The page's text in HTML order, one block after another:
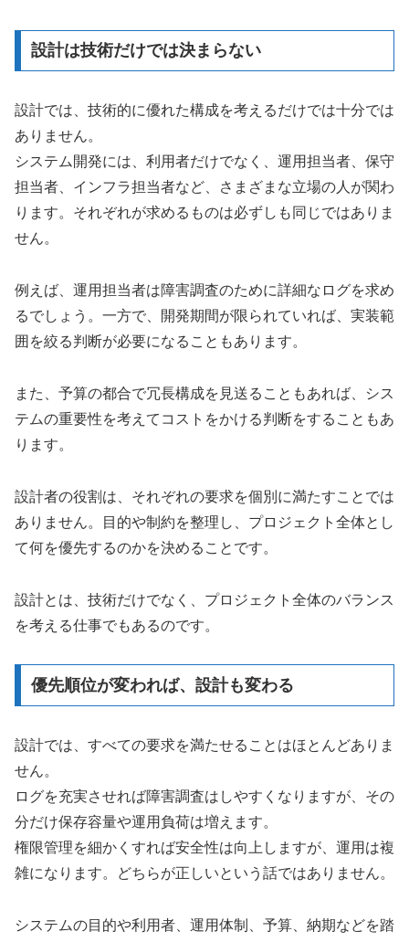
設計は技術だけでは決まらない
設計では、技術的に優れた構成を考えるだけでは十分では
ありません。
システム開発には、利用者だけでなく、運用担当者、保守
担当者、インフラ担当者など、さまざまな立場の人が関わ
ります。それぞれが求めるものは必ずしも同じではありま
せん。
例えば、運用担当者は障害調査のために詳細なログを求め
るでしょう。一方で、開発期間が限られていれば、実装範
囲を絞る判断が必要になることもあります。
また、予算の都合で冗長構成を見送ることもあれば、シス
テムの重要性を考えてコストをかける判断をすることもあ
ります。
設計者の役割は、それぞれの要求を個別に満たすことでは
ありません。目的や制約を整理し、プロジェクト全体とし
て何を優先するのかを決めることです。
設計とは、技術だけでなく、プロジェクト全体のバランス
を考える仕事でもあるのです。
優先順位が変われば、設計も変わる
設計では、すべての要求を満たせることはほとんどありま
せん。
ログを充実させれば障害調査はしやすくなりますが、その
分だけ保存容量や運用負荷は増えます。
権限管理を細かくすれば安全性は向上しますが、運用は複
雑になります。どちらが正しいという話ではありません。
システムの目的や利用者、運用体制、予算、納期などを踏